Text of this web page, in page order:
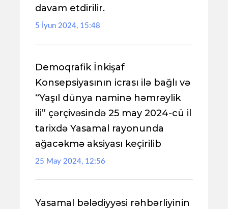
davam etdirilir.
5 İyun 2024, 15:48
Demoqrafik İnkişaf
Konsepsiyasının icrası ilə bağlı və
“Yaşıl dünya naminə həmrəylik
ili” çərçivəsində 25 may 2024-cü il
tarixdə Yasamal rayonunda
ağacəkmə aksiyası keçirilib
25 May 2024, 12:56
Yasamal bələdiyyəsi rəhbərliyinin